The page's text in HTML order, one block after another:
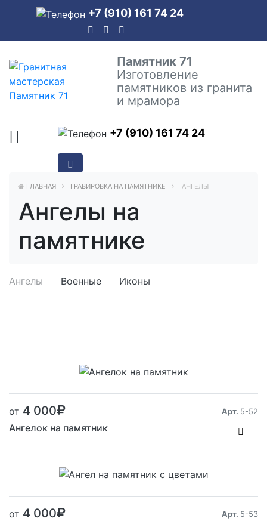
+7 (910) 161 74 24
Памятник 71
Изготовление
памятников из гранита
и мрамора
+7 (910) 161 74 24
ГЛАВНАЯ ГРАВИРОВКА НА ПАМЯТНИКЕ АНГЕЛЫ
Ангелы на
памятнике
Ангелы Военные Иконы
от 4 000 Арт. 5-52
Ангелок на памятник
от 4 000 Арт. 5-53